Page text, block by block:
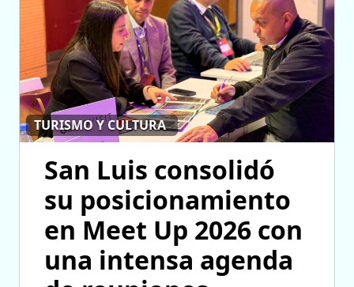
TURISMO Y CULTURA
San Luis consolidó
su posicionamiento
en Meet Up 2026 con
una intensa agenda